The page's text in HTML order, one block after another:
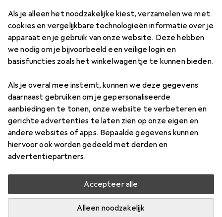
Als je alleen het noodzakelijke kiest, verzamelen we met
cookies en vergelijkbare technologieën informatie over je
apparaat en je gebruik van onze website. Deze hebben
we nodig om je bijvoorbeeld een veilige login en
basisfuncties zoals het winkelwagentje te kunnen bieden.
Als je overal mee instemt, kunnen we deze gegevens
daarnaast gebruiken om je gepersonaliseerde
aanbiedingen te tonen, onze website te verbeteren en
gerichte advertenties te laten zien op onze eigen en
andere websites of apps. Bepaalde gegevens kunnen
hiervoor ook worden gedeeld met derden en
advertentiepartners.
Accepteer alle
Alleen noodzakelijk
2 afbeeldingen
Zone Denmark Zone Zeepbakje Nova
Zilvergrijs
Prijs in EUR inclusief BTW
EUR
25,51
13
Waarderingscijfers
Levering tussen di, 25/8 en do, 27/8
Laat me weten als dit product eerder beschikbaar is